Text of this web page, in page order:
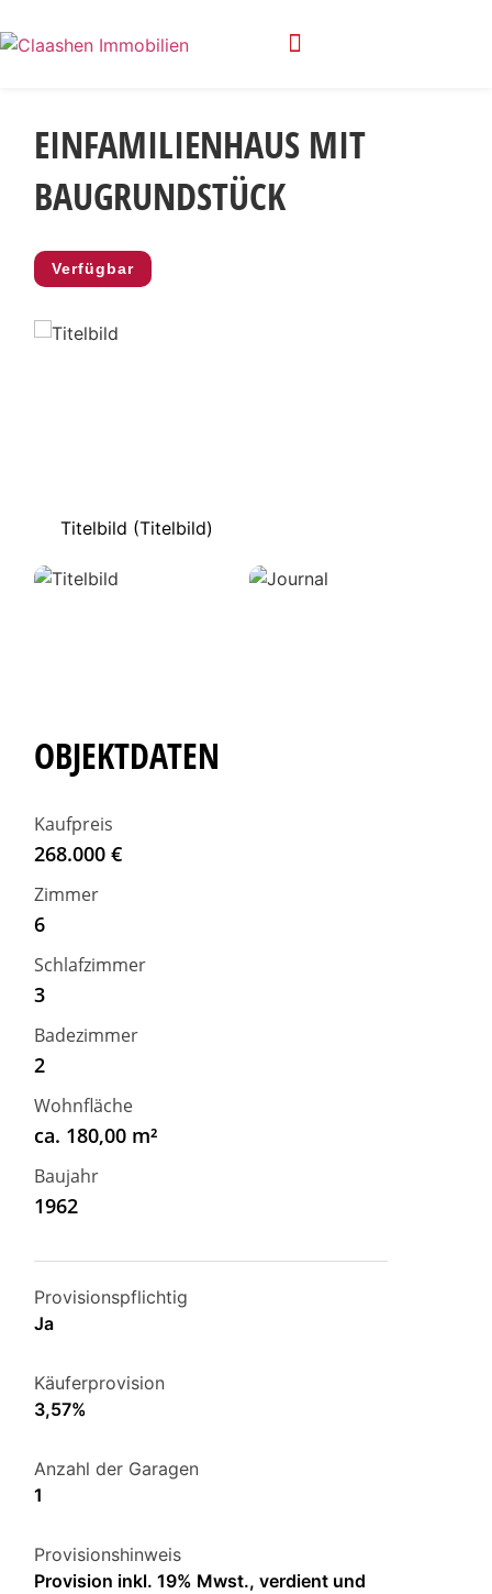
EINFAMILIENHAUS MIT
BAUGRUNDSTÜCK
Verfügbar
Titelbild (Titelbild)
OBJEKTDATEN
Kaufpreis
268.000 €
Zimmer
6
Schlafzimmer
3
Badezimmer
2
Wohnfläche
ca. 180,00 m²
Baujahr
1962
Provisionspflichtig
Ja
Käuferprovision
3,57%
Anzahl der Garagen
1
Provisionshinweis
Provision inkl. 19% Mwst., verdient und